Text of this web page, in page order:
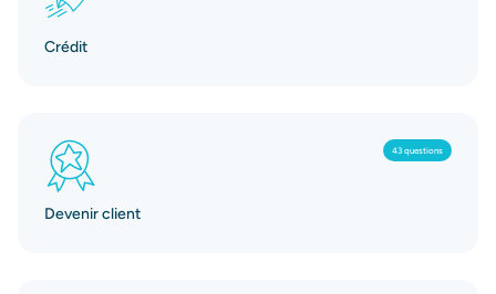
Crédit
43 questions
Devenir client